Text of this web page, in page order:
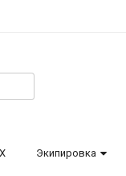
Экипировка